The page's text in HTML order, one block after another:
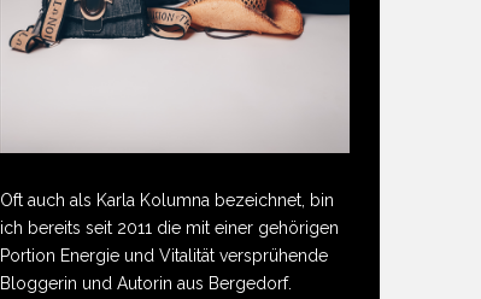
Oft auch als Karla Kolumna bezeichnet, bin
ich bereits seit 2011 die mit einer gehörigen
Portion Energie und Vitalität versprühende
Bloggerin und Autorin aus Bergedorf.